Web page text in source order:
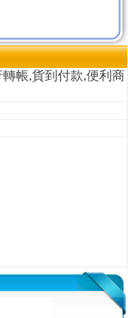
帳,貨到付款,便利商